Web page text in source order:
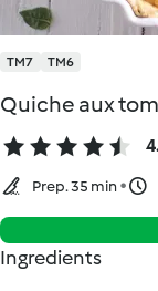
TM7 TM6
Quiche aux
Prep. 35 min
Ingredients